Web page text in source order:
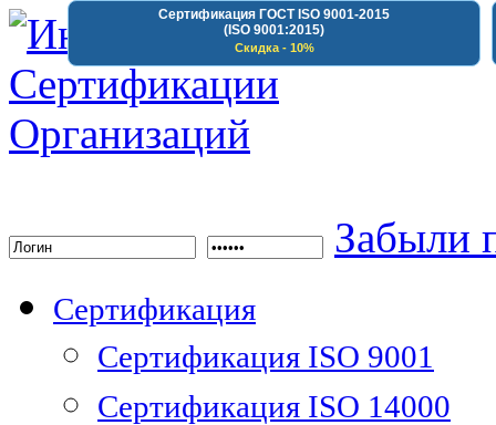
Сертификация ГОСТ ISO 9001-2015
(ISO 9001:2015)
Скидка - 10%
Забыли
Сертификация
Сертификация ISO 9001
Сертификация ISO 14000